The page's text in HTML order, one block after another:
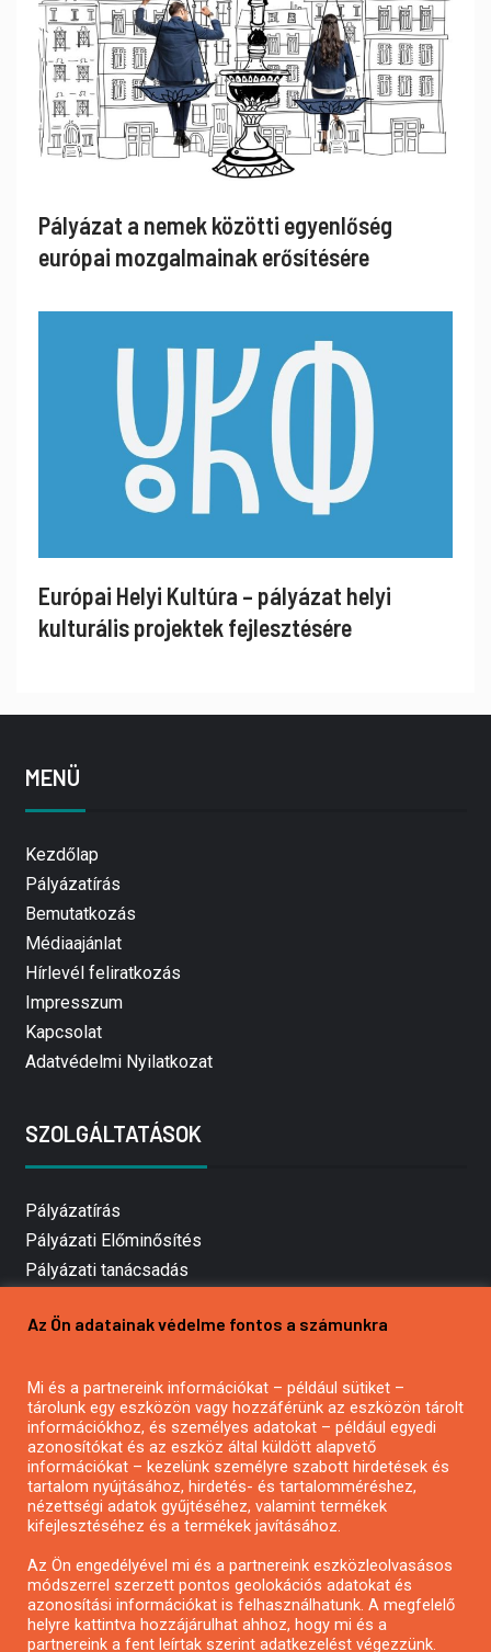
Pályázat a nemek közötti egyenlőség
európai mozgalmainak erősítésére
Európai Helyi Kultúra – pályázat helyi
kulturális projektek fejlesztésére
MENÜ
Kezdőlap
Pályázatírás
Bemutatkozás
Médiaajánlat
Hírlevél feliratkozás
Impresszum
Kapcsolat
Adatvédelmi Nyilatkozat
SZOLGÁLTATÁSOK
Pályázatírás
Pályázati Előminősítés
Pályázati tanácsadás
Mezőgazdasági pályázatírás
Pályázatírás civil szervezeteknek
Pályázatírás önkormányzatoknak
Pályázatfigyelés
Specifikus pályázatfigyelés vagy hírlevél
Pályázatok magánszemélyeknek
Az Ön adatainak védelme fontos a számunkra
Mi és a partnereink információkat – például sütiket –
tárolunk egy eszközön vagy hozzáférünk az eszközön tárolt
információkhoz, és személyes adatokat – például egyedi
azonosítókat és az eszköz által küldött alapvető
információkat – kezelünk személyre szabott hirdetések és
tartalom nyújtásához, hirdetés- és tartalomméréshez,
nézettségi adatok gyűjtéséhez, valamint termékek
kifejlesztéséhez és a termékek javításához.
Az Ön engedélyével mi és a partnereink eszközleolvasásos
módszerrel szerzett pontos geolokációs adatokat és
azonosítási információkat is felhasználhatunk. A megfelelő
helyre kattintva hozzájárulhat ahhoz, hogy mi és a
partnereink a fent leírtak szerint adatkezelést végezzünk.